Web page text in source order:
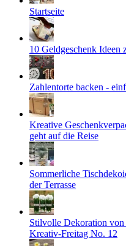
Startseite
10 Geldgeschenk Ideen
Zahlentorte backen -
Kreative
geht auf die Reise
Sommerliche
der Terrasse
Stilvolle Dekoration von
Kreativ-Freitag No. 12